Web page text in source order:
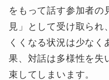
をもって話す参加者の
見」として受け取られ
くくなる状況は少なく
果、対話は多様性を失
束してしまいます。